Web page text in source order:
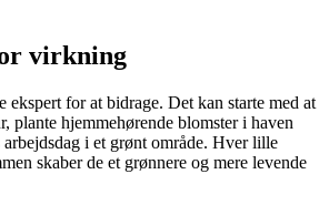
virkning
for at bidrage. Det kan starte med at
plante hjemmehørende blomster i haven
i et grønt område. Hver lille
skaber de et grønnere og mere levende